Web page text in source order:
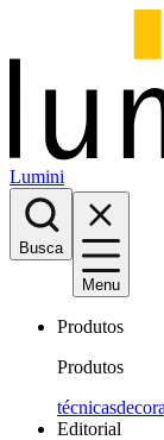
Lumini
Busca
Menu
Produtos
Produtos
técnicas
Editorial